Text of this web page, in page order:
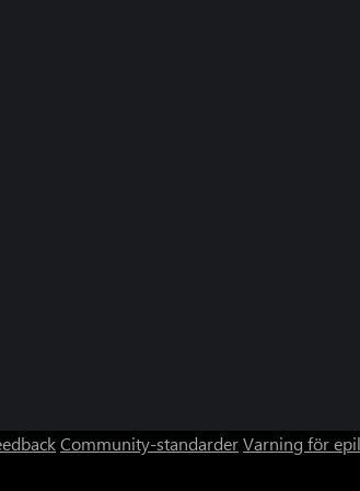
Community-standarderVarning för